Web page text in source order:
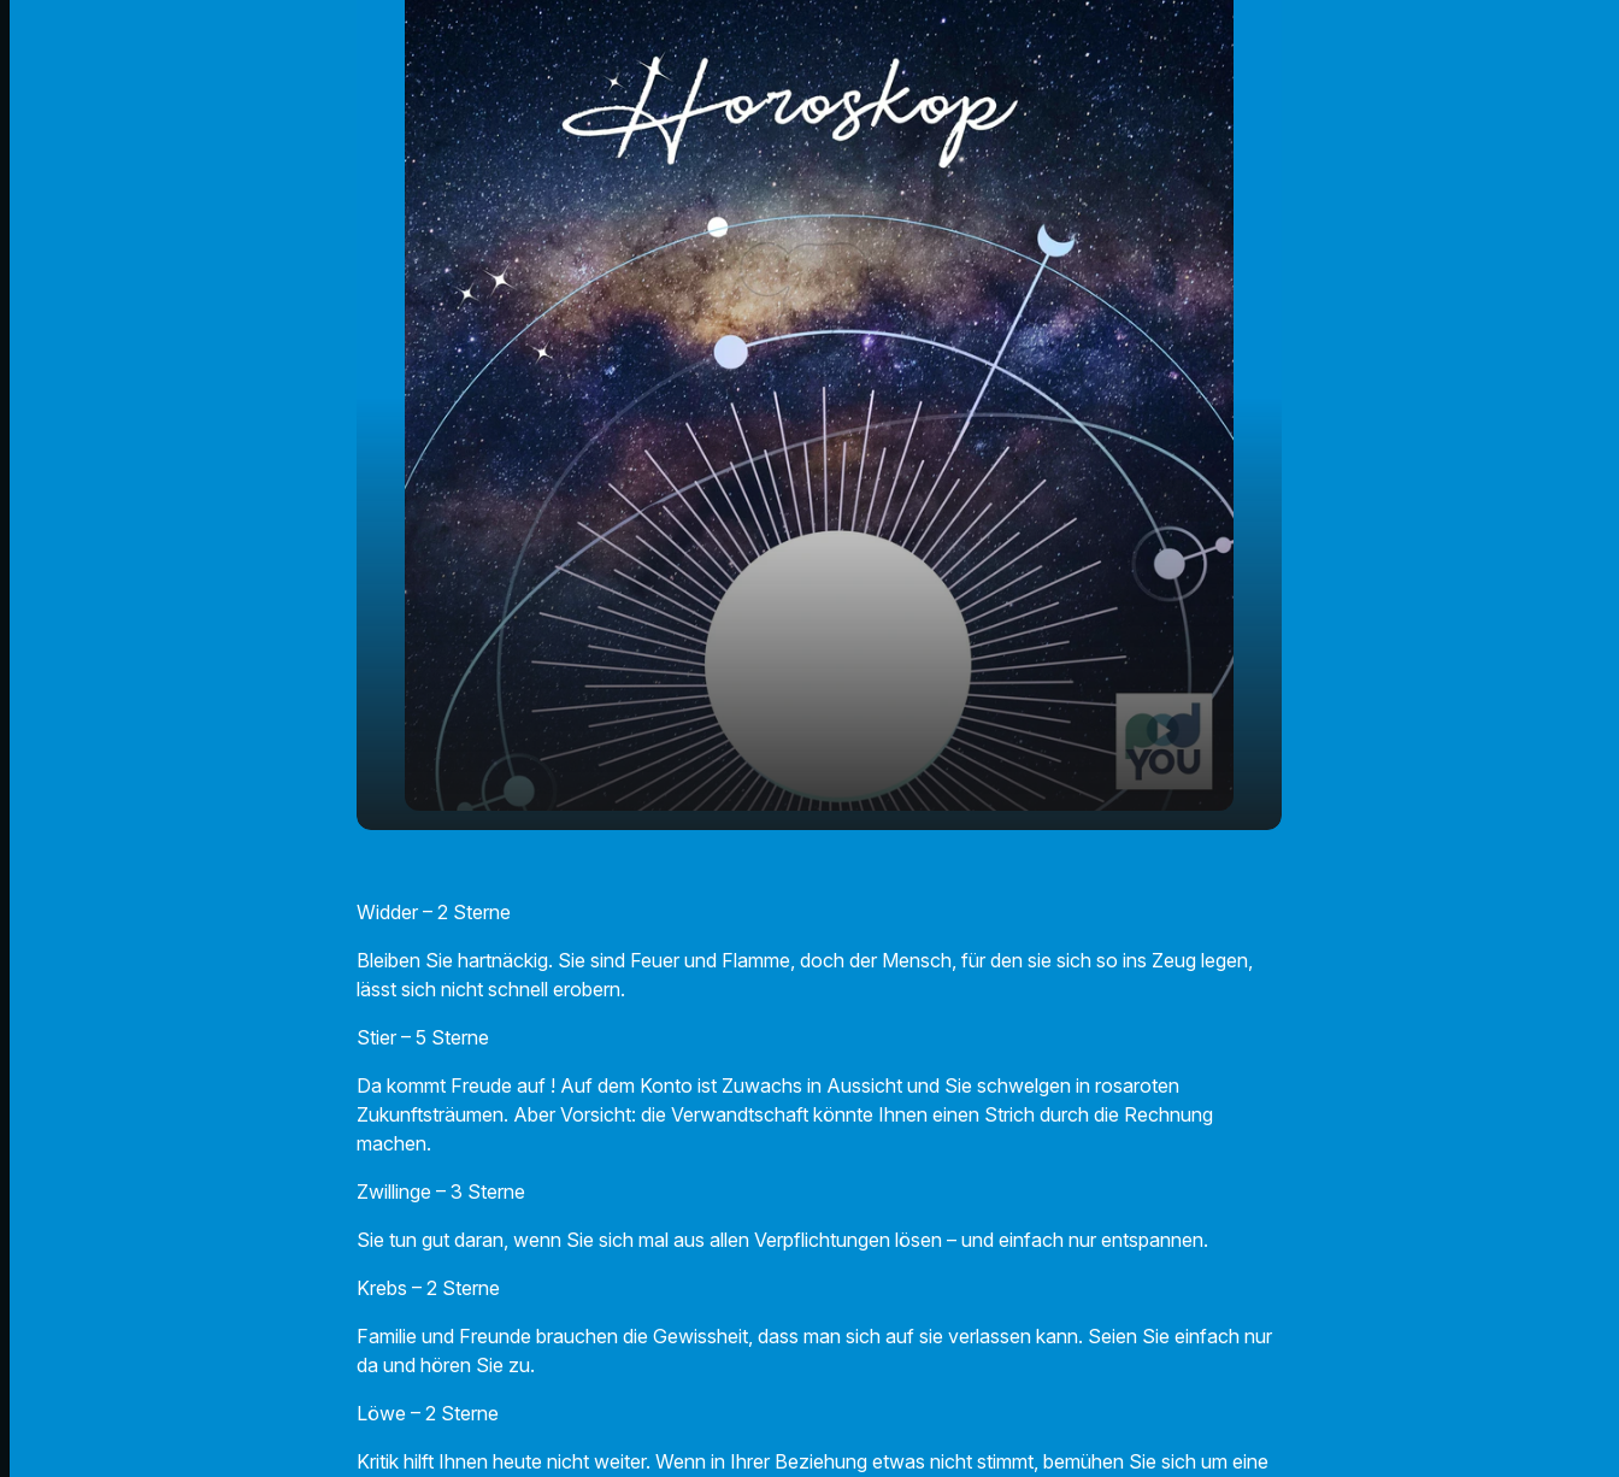
Widder – 2 Sterne
Bleiben Sie hartnäckig. Sie sind Feuer und Flamme, doch der Mensch, für den sie sich so ins Zeug legen,
lässt sich nicht schnell erobern.
Stier – 5 Sterne
Da kommt Freude auf ! Auf dem Konto ist Zuwachs in Aussicht und Sie schwelgen in rosaroten
Zukunftsträumen. Aber Vorsicht: die Verwandtschaft könnte Ihnen einen Strich durch die Rechnung
machen.
Zwillinge – 3 Sterne
Sie tun gut daran, wenn Sie sich mal aus allen Verpflichtungen lösen – und einfach nur entspannen.
Krebs – 2 Sterne
Familie und Freunde brauchen die Gewissheit, dass man sich auf sie verlassen kann. Seien Sie einfach nur
da und hören Sie zu.
Löwe – 2 Sterne
Kritik hilft Ihnen heute nicht weiter. Wenn in Ihrer Beziehung etwas nicht stimmt, bemühen Sie sich um eine